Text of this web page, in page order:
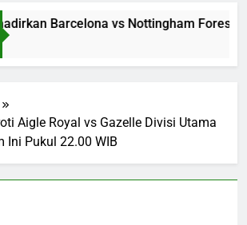
Barcelona vs Nottingham Forest
Aigle Royal vs Gazelle Divisi Utama
Ini Pukul 22.00 WIB